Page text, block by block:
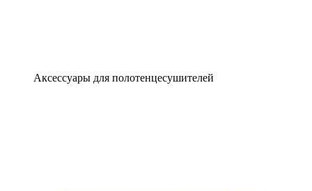
Аксессуары для полотенцесушителей